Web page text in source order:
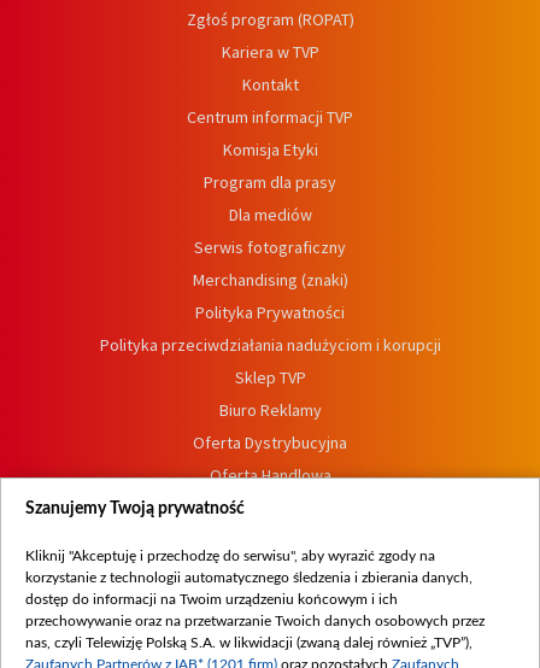
Zgłoś program (ROPAT)
Kariera w TVP
Kontakt
Centrum informacji TVP
Komisja Etyki
Program dla prasy
Dla mediów
Serwis fotograficzny
Merchandising (znaki)
Polityka Prywatności
Polityka przeciwdziałania nadużyciom i korupcji
Sklep TVP
Biuro Reklamy
Oferta Dystrybucyjna
Oferta Handlowa
Dostępność
Procedura zgłoszeń wewnętrznych
Szanujemy Twoją prywatność
Kliknij "Akceptuję i przechodzę do serwisu", aby wyrazić zgody na
korzystanie z technologii automatycznego śledzenia i zbierania danych,
dostęp do informacji na Twoim urządzeniu końcowym i ich
przechowywanie oraz na przetwarzanie Twoich danych osobowych przez
nas, czyli Telewizję Polską S.A. w likwidacji (zwaną dalej również „TVP”),
Zaufanych Partnerów z IAB* (1201 firm) oraz pozostałych Zaufanych